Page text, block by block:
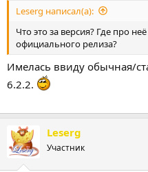
Leserg написал(а):
Что это за версия? Где про
официального релиза?
Имелась ввиду обычная/
6.2.2.
Leserg
Участник